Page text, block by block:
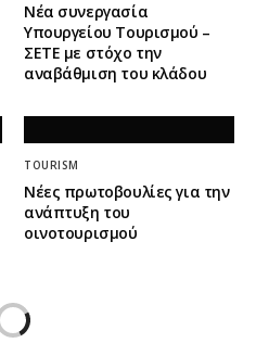
Νέα συνεργασία
Υπουργείου Τουρισμού –
ΣΕΤΕ με στόχο την
αναβάθμιση του κλάδου
TOURISM
Νέες πρωτοβουλίες για την
ανάπτυξη του
οινοτουρισμού